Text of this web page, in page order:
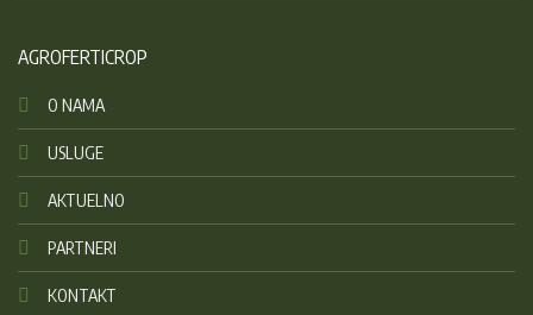
AGROFERTICROP
O NAMA
USLUGE
AKTUELNO
PARTNERI
KONTAKT